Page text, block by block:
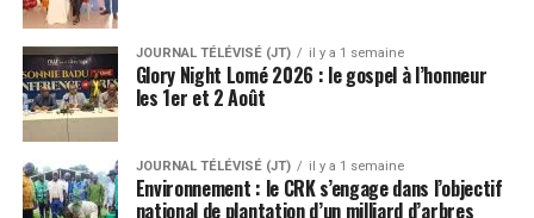
JOURNAL TÉLÉVISÉ (JT) il y a 1 semaine
Glory Night Lomé 2026 : le gospel à l’honneur
les 1er et 2 Août
JOURNAL TÉLÉVISÉ (JT) il y a 1 semaine
Environnement : le CRK s’engage dans l’objectif
national de plantation d’un milliard d’arbres